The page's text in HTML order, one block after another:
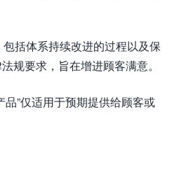
括体系持续改进的过程以及保
规要求，旨在增进顾客满意。
品”仅适用于预期提供给顾客或